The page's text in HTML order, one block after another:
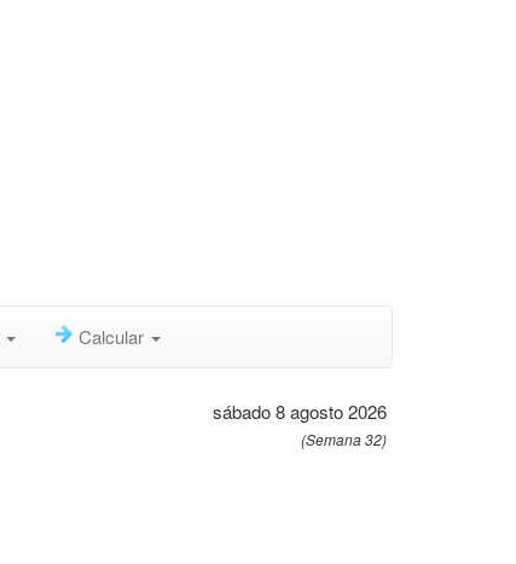
Calcular
sábado 8 agosto 2026
(Semana 32)